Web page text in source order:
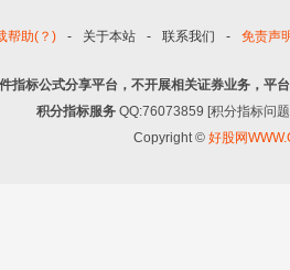
帮助(？) - 关于本站 - 联系我们 - 免责声
指标公式分享平台，不开展相关证券业务，平
积分指标服务 QQ:76073859 [积分指标问
Copyright © 好股网